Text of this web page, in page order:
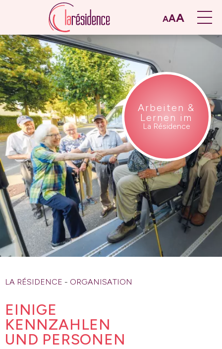
AAA
Arbeiten &
Lernen im
La Résidence
LA RÉSIDENCE - ORGANISATION
EINIGE
KENNZAHLEN
UND PERSONEN